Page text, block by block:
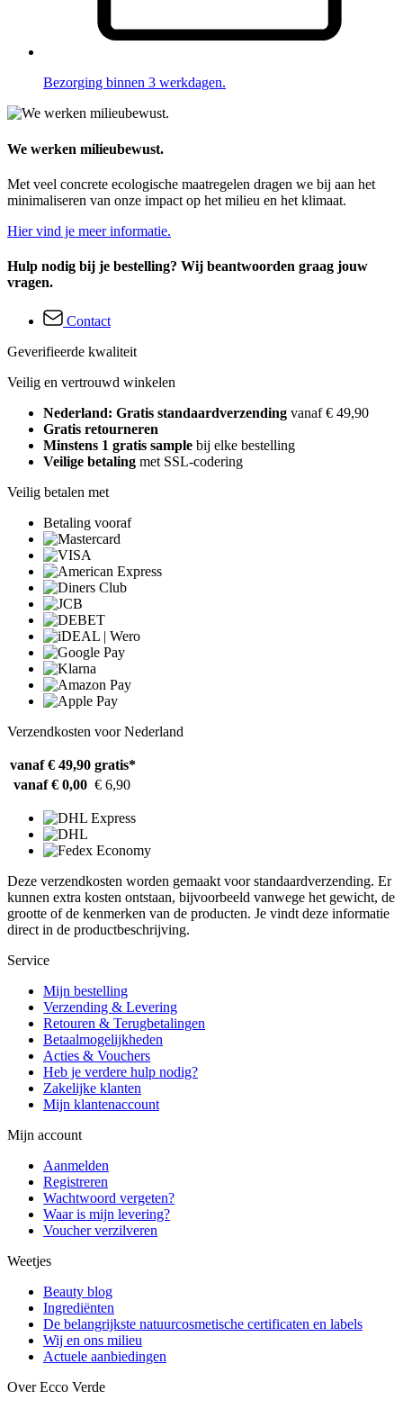
Bezorging binnen 3 werkdagen.
We werken milieubewust.
Met veel concrete ecologische maatregelen dragen we bij aan het
minimaliseren van onze impact op het milieu en het klimaat.
Hier vind je meer informatie.
Hulp nodig bij je bestelling? Wij beantwoorden graag jouw
vragen.
Contact
Geverifieerde kwaliteit
Veilig en vertrouwd winkelen
Nederland: Gratis standaardverzending vanaf € 49,90
Gratis retourneren
Minstens 1 gratis sample bij elke bestelling
Veilige betaling met SSL-codering
Veilig betalen met
Betaling vooraf
Verzendkosten voor Nederland
vanaf € 49,90 gratis*
vanaf € 0,00 € 6,90
Deze verzendkosten worden gemaakt voor standaardverzending. Er
kunnen extra kosten ontstaan, bijvoorbeeld vanwege het gewicht, de
grootte of de kenmerken van de producten. Je vindt deze informatie
direct in de productbeschrijving.
Service
Mijn bestelling
Verzending & Levering
Retouren & Terugbetalingen
Betaalmogelijkheden
Acties & Vouchers
Heb je verdere hulp nodig?
Zakelijke klanten
Mijn klantenaccount
Mijn account
Aanmelden
Registreren
Wachtwoord vergeten?
Waar is mijn levering?
Voucher verzilveren
Weetjes
Beauty blog
Ingrediënten
De belangrijkste natuurcosmetische certificaten en labels
Wij en ons milieu
Actuele aanbiedingen
Over Ecco Verde